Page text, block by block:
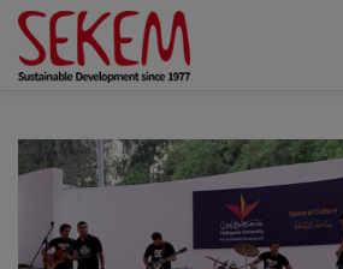
اتصل بنا الوسائط أخبار سيكم
الحياة الثقافية الحياة الاجتماعية